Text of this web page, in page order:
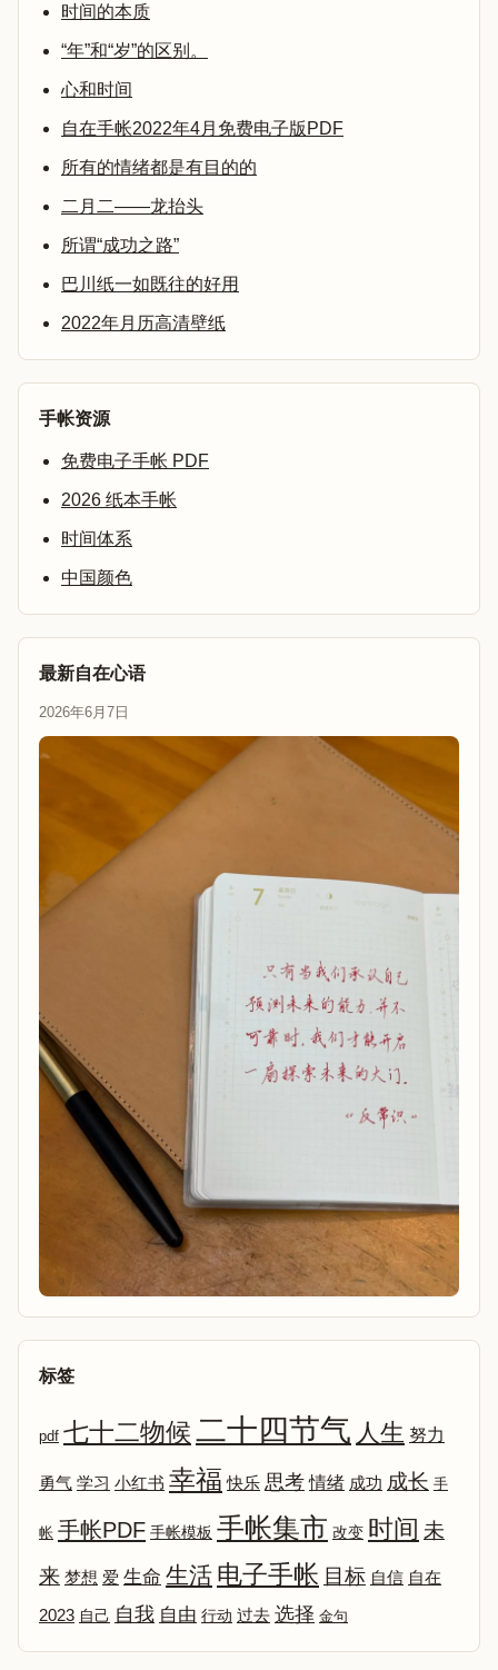
时间的本质
“年”和“岁”的区别。
心和时间
自在手帐2022年4月免费电子版PDF
所有的情绪都是有目的的
二月二——龙抬头
所谓“成功之路”
巴川纸一如既往的好用
2022年月历高清壁纸
手帐资源
免费电子手帐 PDF
2026 纸本手帐
时间体系
中国颜色
最新自在心语
2026年6月7日
标签
pdf 七十二物候二十四节气 人生 努力
勇气 学习 小红书 幸福 快乐 思考 情绪 成功 成长 手
帐 手帐PDF 手帐模板 手帐集市 改变 时间 未
来 梦想 爱 生命 生活 电子手帐 目标 自信 自在
2023 自己 自我 自由 行动 过去 选择 金句